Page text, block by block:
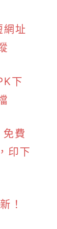
網址
下
費
印下
！